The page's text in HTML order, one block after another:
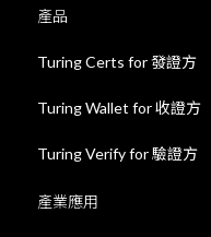
產品
Turing Certs for 發證方
Turing Wallet for 收證方
Turing Verify for 驗證方
產業應用